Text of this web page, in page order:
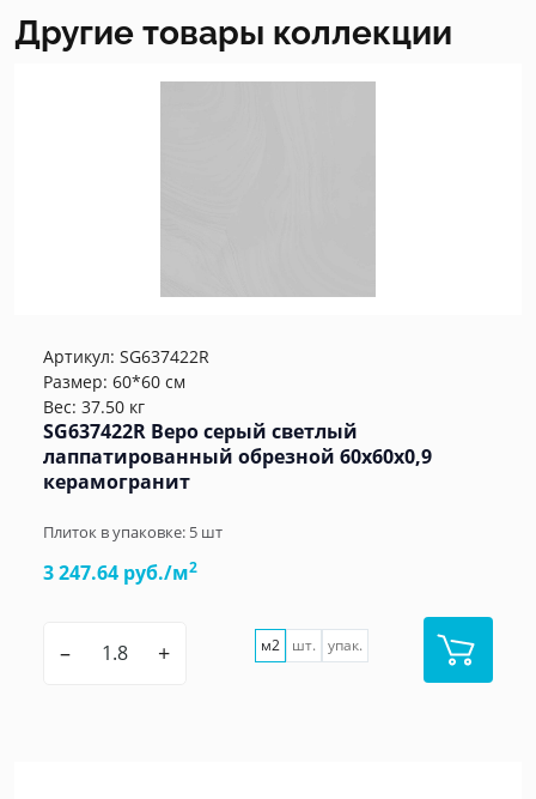
Другие товары коллекции
Артикул: SG637422R
Размер: 60*60 см
Вес: 37.50 кг
SG637422R Веро серый светлый
лаппатированный обрезной 60x60x0,9
керамогранит
Плиток в упаковке: 5 шт
3 247.64 руб./м2
– + м2 шт. упак.